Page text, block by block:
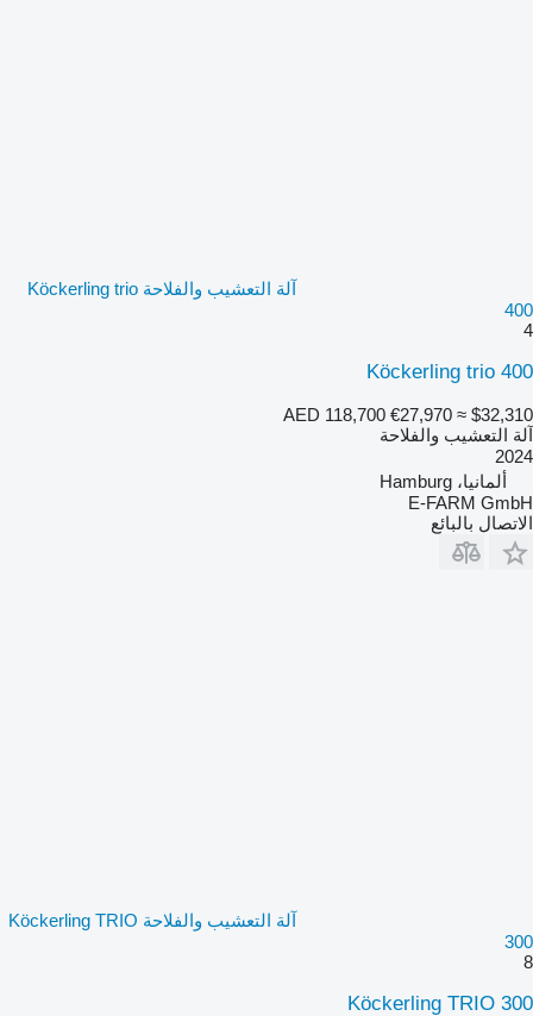
آلة التعشيب والفلاحة Köckerling trio
400
4
Köckerling trio 400
AED 118,700 €27,970 ≈ $32,310
آلة التعشيب والفلاحة
2024
ألمانيا، Hamburg
E-FARM GmbH
الاتصال بالبائع
آلة التعشيب والفلاحة Köckerling TRIO
300
8
Köckerling TRIO 300